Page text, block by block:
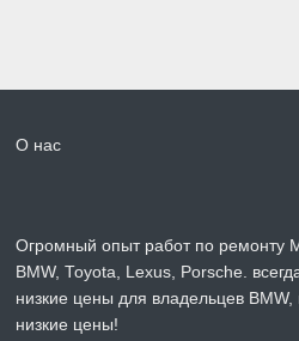
О нас
Огромный опыт работ по ремонту
BMW, Toyota, Lexus, Porsche.
низкие цены для владельцев
низкие цены!